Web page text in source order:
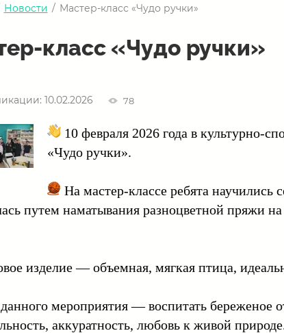
Новости / Мастер-класс «Чудо ручки»
класс «Чудо ручки»
10.02.2026 78
10 февраля 2026 года в культурно-
«Чудо ручки».
На мастер-классе ребята научились
путем наматывания разноцветной пряжи
изделие — объемная, мягкая птица,
мероприятия — воспитать береженое
аккуратность, любовь к живой